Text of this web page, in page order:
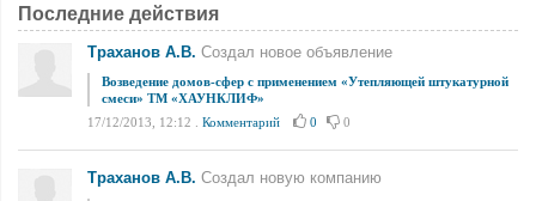
Последние действия
Траханов А.В. Создал новое объявление
Возведение домов-сфер с применением «Утепляющей штукатурной
смеси» ТМ «ХАУНКЛИФ»
17/12/2013, 12:12
Комментарий 0 0
Траханов А.В. Создал новую компанию